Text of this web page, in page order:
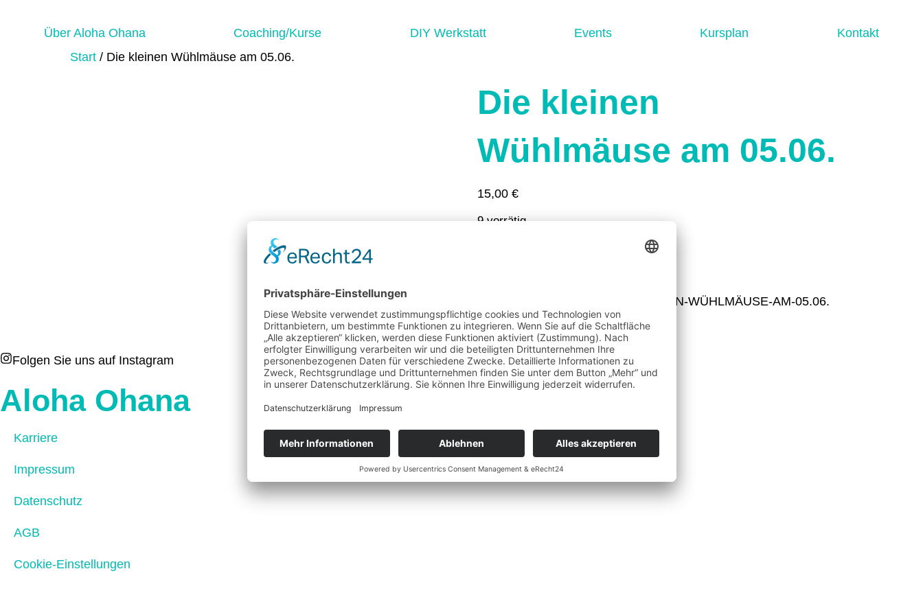
Über Aloha Ohana Coaching/Kurse DIY Werkstatt Events Kursplan
Kontakt
Start / Die kleinen Wühlmäuse am 05.06.
Die kleinen
Wühlmäuse am 05.06.
15,00 €
9 vorrätig
2601-1-DIE-KLEINEN-WÜHLMÄUSE-AM-05.06.
Folgen Sie uns auf Instagram
Aloha Ohana
Karriere
Impressum
Datenschutz
AGB
Cookie-Einstellungen